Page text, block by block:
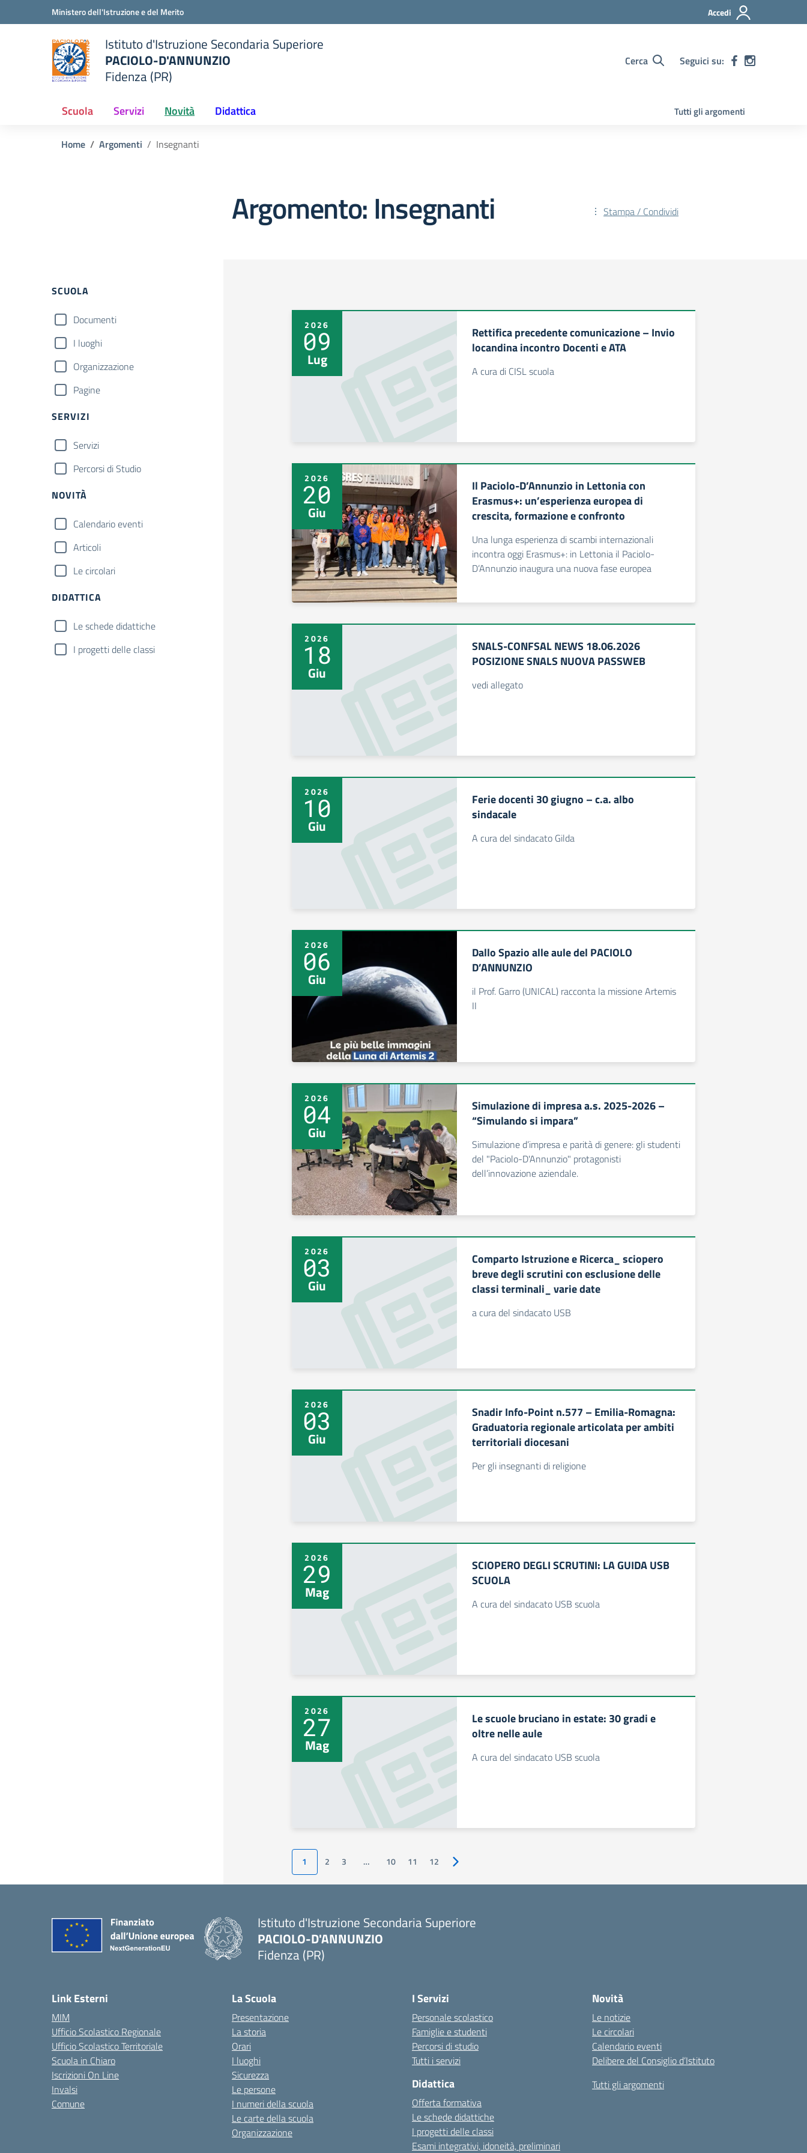
Vai ai contenuti
Vai al menu di navigazioneMinistero dell'Istruzione e del Merito Accedi
scuola
Istituto d'Istruzione Secondaria Superiore
PACIOLO-D'ANNUNZIO
Fidenza (PR)
Cerca Seguici su:
Scuola Servizi Novità Didattica Tutti gli argomenti
Home Argomenti Insegnanti
Argomento: Insegnanti Stampa / Condividi
Filtri
SCUOLA
Documenti
I luoghi
Organizzazione
Pagine
SERVIZI
Servizi
Percorsi di Studio
NOVITÀ
Calendario eventi
Articoli
Le circolari
DIDATTICA
Le schede didattiche
I progetti delle classi
2026
09
Lug
Rettifica precedente comunicazione – Invio
locandina incontro Docenti e ATA
A cura di CISL scuola
2026
20
Giu
Il Paciolo-D’Annunzio in Lettonia con
Erasmus+: un’esperienza europea di
crescita, formazione e confronto
Una lunga esperienza di scambi internazionali
incontra oggi Erasmus+: in Lettonia il Paciolo-
D’Annunzio inaugura una nuova fase europea
2026
18
Giu
SNALS-CONFSAL NEWS 18.06.2026
POSIZIONE SNALS NUOVA PASSWEB
vedi allegato
2026
10
Giu
Ferie docenti 30 giugno – c.a. albo
sindacale
A cura del sindacato Gilda
2026
06
Giu
Dallo Spazio alle aule del PACIOLO
D’ANNUNZIO
il Prof. Garro (UNICAL) racconta la missione Artemis
II
2026
04
Giu
Simulazione di impresa a.s. 2025-2026 –
“Simulando si impara”
Simulazione d’impresa e parità di genere: gli studenti
del "Paciolo-D'Annunzio" protagonisti
dell’innovazione aziendale.
2026
03
Giu
Comparto Istruzione e Ricerca_ sciopero
breve degli scrutini con esclusione delle
classi terminali_ varie date
a cura del sindacato USB
2026
03
Giu
Snadir Info-Point n.577 – Emilia-Romagna:
Graduatoria regionale articolata per ambiti
territoriali diocesani
Per gli insegnanti di religione
2026
29
Mag
SCIOPERO DEGLI SCRUTINI: LA GUIDA USB
SCUOLA
A cura del sindacato USB scuola
2026
27
Mag
Le scuole bruciano in estate: 30 gradi e
oltre nelle aule
A cura del sindacato USB scuola
1 2 3 … 10 11 12 Pagina successiva
Istituto d'Istruzione Secondaria Superiore
PACIOLO-D'ANNUNZIO
Fidenza (PR)
Link Esterni
MIM
Ufficio Scolastico Regionale
Ufficio Scolastico Territoriale
Scuola in Chiaro
Iscrizioni On Line
Invalsi
Comune
La Scuola
Presentazione
La storia
Orari
I luoghi
Sicurezza
Le persone
I numeri della scuola
Le carte della scuola
Organizzazione
I Servizi
Personale scolastico
Famiglie e studenti
Percorsi di studio
Tutti i servizi
Didattica
Offerta formativa
Le schede didattiche
I progetti delle classi
Esami integrativi, idoneità, preliminari
Novità
Le notizie
Le circolari
Calendario eventi
Delibere del Consiglio d’Istituto
Tutti gli argomenti